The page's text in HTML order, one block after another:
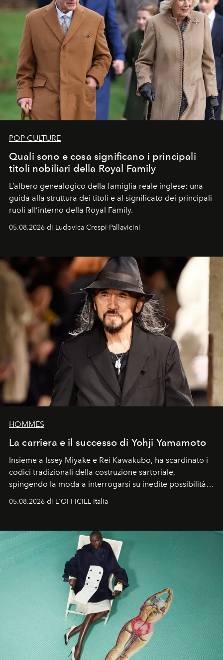
POP CULTURE
Quali sono e cosa significano i principali
titoli nobiliari della Royal Family
L’albero genealogico della famiglia reale inglese: una
guida alla struttura dei titoli e al significato dei principali
ruoli all’interno della Royal Family.
05.08.2026 di Ludovica Crespi-Pallavicini
HOMMES
La carriera e il successo di Yohji Yamamoto
Insieme a Issey Miyake e Rei Kawakubo, ha scardinato i
codici tradizionali della costruzione sartoriale,
spingendo la moda a interrogarsi su inedite possibilità
un’impronta indelebile nella storia della moda.
05.08.2026 di L'OFFICIEL Italia